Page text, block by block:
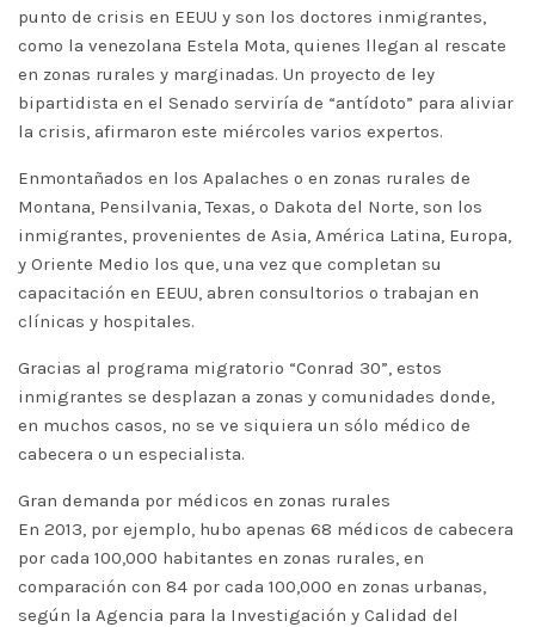
punto de crisis en EEUU y son los doctores inmigrantes,
como la venezolana Estela Mota, quienes llegan al rescate
en zonas rurales y marginadas. Un proyecto de ley
bipartidista en el Senado serviría de “antídoto” para aliviar
la crisis, afirmaron este miércoles varios expertos.
Enmontañados en los Apalaches o en zonas rurales de
Montana, Pensilvania, Texas, o Dakota del Norte, son los
inmigrantes, provenientes de Asia, América Latina, Europa,
y Oriente Medio los que, una vez que completan su
capacitación en EEUU, abren consultorios o trabajan en
clínicas y hospitales.
Gracias al programa migratorio “Conrad 30”, estos
inmigrantes se desplazan a zonas y comunidades donde,
en muchos casos, no se ve siquiera un sólo médico de
cabecera o un especialista.
Gran demanda por médicos en zonas rurales
En 2013, por ejemplo, hubo apenas 68 médicos de cabecera
por cada 100,000 habitantes en zonas rurales, en
comparación con 84 por cada 100,000 en zonas urbanas,
según la Agencia para la Investigación y Calidad del